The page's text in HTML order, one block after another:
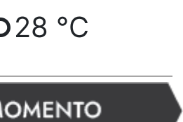
28 °C